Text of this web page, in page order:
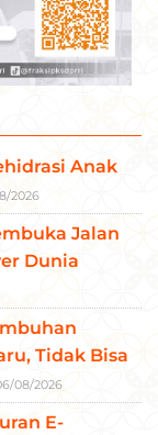
Anak
2026
Jalan
Dunia
Tidak Bisa
08/2026
E-